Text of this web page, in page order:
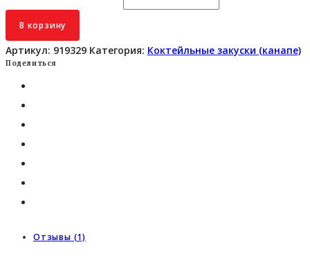
В корзину
Артикул: 919329 Категория: Коктейльные закуски (канапе)
Поделиться
Отзывы (1)